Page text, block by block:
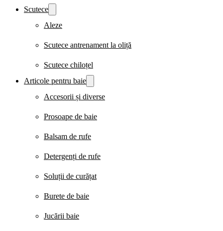
Scutece
Aleze
Scutece antrenament la oliță
Scutece chiloțel
Articole pentru baie
Accesorii și diverse
Prosoape de baie
Balsam de rufe
Detergenți de rufe
Soluții de curățat
Burete de baie
Jucării baie